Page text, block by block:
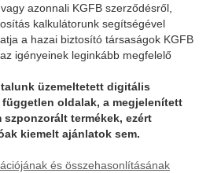
azonnali KGFB szerződésről,
kalkulátorunk segítségével
a hazai biztosító társaságok KGFB
igényeinek leginkább megfelelő
üzemeltetett digitális
oldalak, a megjelenített
termékek, ezért
kiemelt ajánlatok sem.
és összehasonlításának